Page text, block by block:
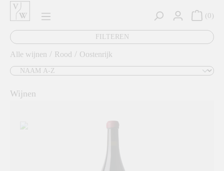
0
FILTEREN
Alle wijnen / Rood / Oostenrijk
Wijnen